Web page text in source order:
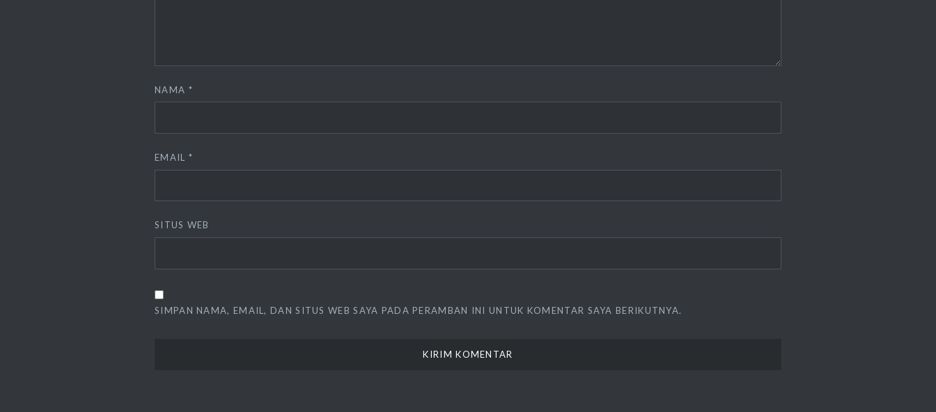
NAMA *
EMAIL *
SITUS WEB
SIMPAN NAMA, EMAIL, DAN SITUS WEB SAYA PADA PERAMBAN INI UNTUK KOMENTAR SAYA BERIKUTNYA.